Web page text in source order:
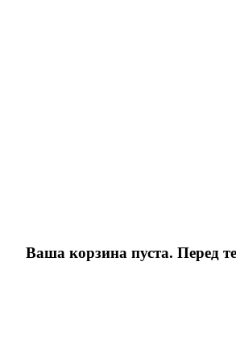
Ваша корзина пуста. Перед